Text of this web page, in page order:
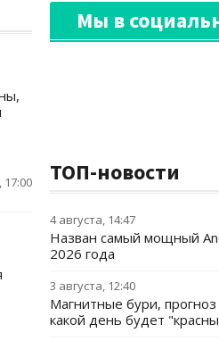
17:00
Мы в
ТОП-новости
4 августа, 14:47
Назван самый мощный
2026 года
3 августа, 12:40
Магнитные бури, прогноз
какой день будет